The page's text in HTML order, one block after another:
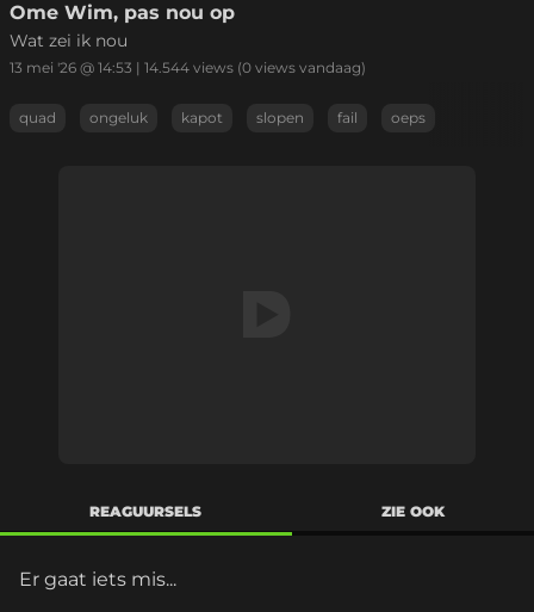
Link kopiëren
Ome Wim, pas nou op
Wat zei ik nou
13 mei '26 @ 14:53 | 14.544 views (0 views vandaag)
quad ongeluk kapot slopen fail oeps
REAGUURSELS ZIE OOK
Er gaat iets mis...